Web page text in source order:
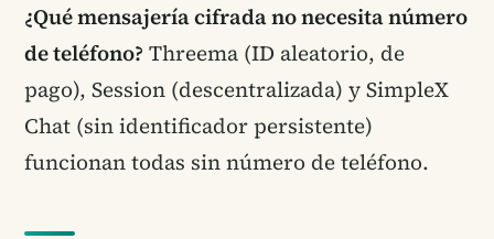
¿Qué mensajería cifrada no necesita número
de teléfono? Threema (ID aleatorio, de
pago), Session (descentralizada) y SimpleX
Chat (sin identificador persistente)
funcionan todas sin número de teléfono.